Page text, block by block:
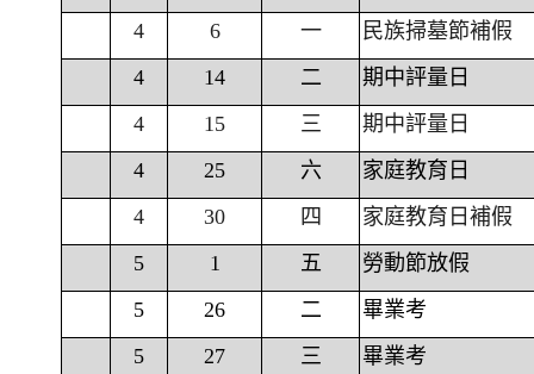
4
6 一
民族掃墓節補假
4
14 二
期中評量日
4
15 三
期中評量日
4
25 六
家庭教育日
4
30 四
家庭教育日補假
5
1 五
勞動節放假
5
26 二
畢業考
5
27 三
畢業考